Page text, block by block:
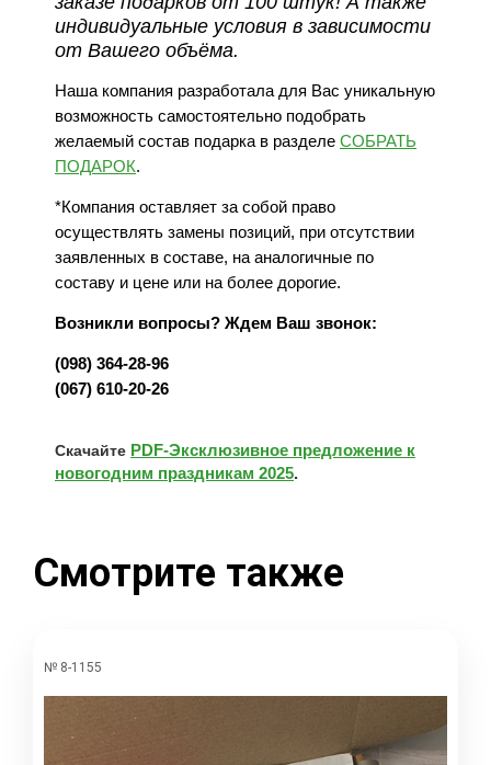
индивидуальные условия в зависимости
от Вашего объёма.
Наша компания разработала для Вас уникальную
возможность самостоятельно подобрать
желаемый состав подарка в разделе СОБРАТЬ
ПОДАРОК.
*Компания оставляет за собой право
осуществлять замены позиций, при отсутствии
заявленных в составе, на аналогичные по
составу и цене или на более дорогие.
Возникли вопросы? Ждем Ваш звонок:
(098) 364-28-96
(067) 610-20-26
Скачайте PDF-Эксклюзивное предложение к
новогодним праздникам 2025.
Смотрите также
№ 8-1155